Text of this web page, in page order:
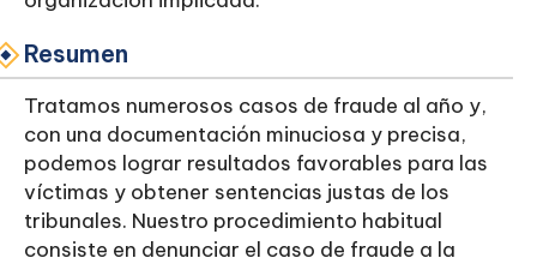
Resumen
Tratamos numerosos casos de fraude al año y,
con una documentación minuciosa y precisa,
podemos lograr resultados favorables para las
víctimas y obtener sentencias justas de los
tribunales. Nuestro procedimiento habitual
consiste en denunciar el caso de fraude a la